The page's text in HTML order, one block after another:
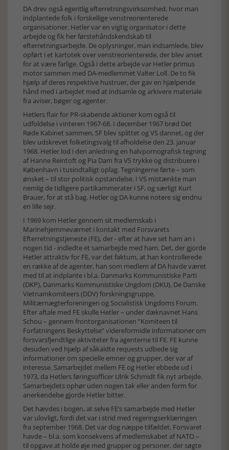
DA drev også egentlig efterretningsvirksomhed, hvor man
indplantede folk i forskellige venstreorienterede
organisationer. Hetler var en vigtig organisator i dette
arbejde og fik her førstehåndskendskab til
efterretningsarbejde. De oplysninger, man indsamlede, blev
opført i et kartotek over venstreorienterede, der blev anset
for at være farlige. Også i dette arbejde var Hetler primus
motor sammen med DA-medlemmet Valter Loll. De to fik
hjælp af deres respektive hustruer, der gav en hjælpende
hånd med i arbejdet med at indsamle og arkivere materiale
fra aviser, bøger og agenter.
Hetlers flair for PR-skabende aktioner kom også til
udfoldelse i vinteren 1967-68. I december 1967 brød Det
Røde Kabinet sammen, SF blev splittet og VS dannet, og der
blev udskrevet folketingsvalg til afholdelse den 23. januar
1968. Hetler lod i den anledning en halvpornografisk tegning
af Hanne Reintoft og Pia Dam fra VS trykke og distribuere i
København i tusindtalligt oplag. Tegningerne førte – som
ønsket – til stor politisk opstandelse. I VS mistænkte man
nemlig de tidligere partikammerater i SF, og særligt Kurt
Brauer, for at stå bag. Hetler og DA kunne notere sig endnu
en lille sejr.
I 1969 kom Hetler gennem sit medlemskab i
Marinehjemmeværnet i kontakt med Forsvarets
Efterretningstjeneste (FE), der - efter at have set ham an i
nogen tid - indledte et samarbejde med ham. Det, der gjorde
Hetler attraktiv for FE, var det faktum, at han kontrollerede
en række af de agenter, han som medlem af DA havde været
med til at indplante i bl.a. Danmarks Kommunistiske Parti
(DKP), Danmarks Kommunistiske Ungdom (DKU), De Danske
Vietnamkomiteers (DDV) forskningsgruppe,
Militærnægterforeningen og Socialistisk Ungdoms Forum.
Efter aftale med FE skulle Hetler – under dæknavnet Hans
Schou – gennem frontorganisationen ”Komiteen til
Forfatningens Beskyttelse” videreformidle informationer om
forsvarsfjendtlige aktiviteter fra agenterne til FE. FE kunne
desuden ved hjælp af såkaldte requests udbede sig
informationer om specielle emner og grupper, der var af
interesse. Samarbejdet mellem FE og Hetler ebbede ud i
1973, da Hetlers føringsofficer Ulrik Schmidt fik nyt arbejde.
Samarbejdets ophør uden nogen tak eller anden form for
anerkendelse gjorde Hetler bitter.
Det hævdes i bogen, at selve FE’s samarbejde med Hetler
var ulovligt, fordi det var i strid med regeringserklæringen
fra september 1968. Det var dog næppe tilfældet. Forsvaret
havde – bl.a. som konsekvens af medlemskabet af NATO –
til opgave at holde øje med grupper og personer, der søgte